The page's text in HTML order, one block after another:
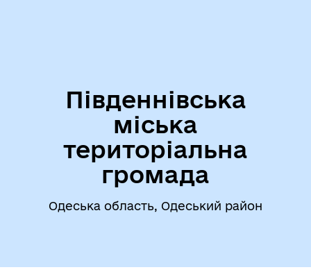
Південнівська
міська
територіальна
громада
Одеська область, Одеський район